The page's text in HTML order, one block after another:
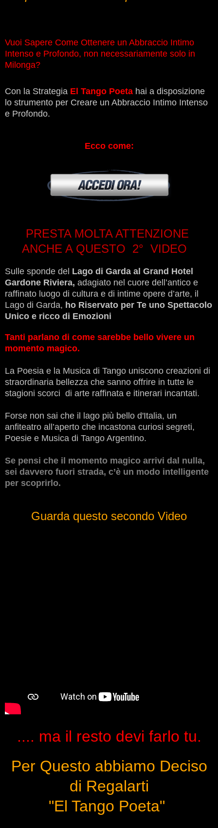
Vuoi Sapere Come Ottenere un Abbraccio Intimo
Intenso e Profondo, non necessariamente solo in
Milonga?
Con la Strategia El Tango Poeta hai a disposizione
lo strumento per Creare un Abbraccio Intimo Intenso
e Profondo.
Ecco come:
PRESTA MOLTA ATTENZIONE
ANCHE A QUESTO 2° VIDEO
Sulle sponde del Lago di Garda al Grand Hotel
Gardone Riviera, adagiato nel cuore dell’antico e
raffinato luogo di cultura e di intime opere d’arte, il
Lago di Garda, ho Riservato per Te uno Spettacolo
Unico e ricco di Emozioni
Tanti parlano di come sarebbe bello vivere un
momento magico.
La Poesia e la Musica di Tango uniscono creazioni di
straordinaria bellezza che sanno offrire in tutte le
stagioni scorci di arte raffinata e itinerari incantati.
Forse non sai che il lago più bello d'Italia, un
anfiteatro all’aperto che incastona curiosi segreti,
Poesie e Musica di Tango Argentino.
Se pensi che il momento magico arrivi dal nulla,
sei davvero fuori strada, c’è un modo intelligente
per scoprirlo.
Guarda questo secondo Video
.... ma il resto devi farlo tu.
Per Questo abbiamo Deciso
di Regalarti
"El Tango Poeta"